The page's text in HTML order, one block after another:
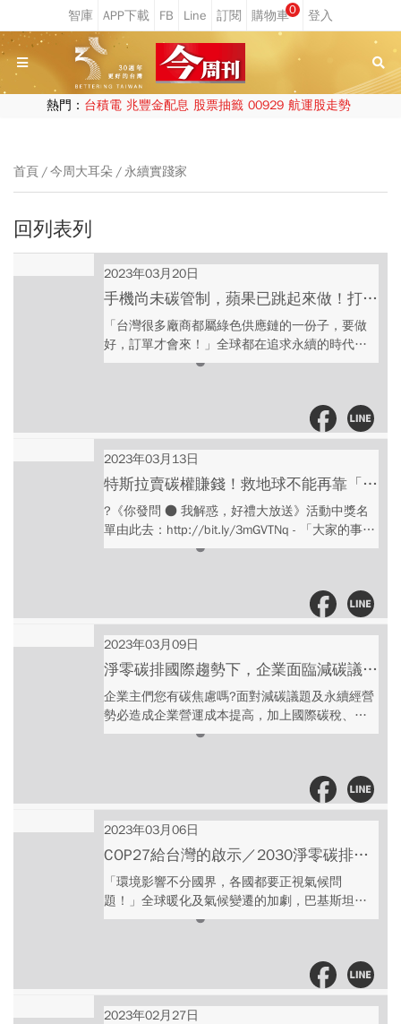
0
熱門： 台積電 兆豐金配息 股票抽籤 00929 航運股走勢
首頁 今周大耳朵 永續實踐家
回列表列
2023年03月20日
手機尚未碳管制，蘋果已跳起來做！打造
「綠色競爭力」，台積電、Google這樣做
｜永續實踐家 EP10
「台灣很多廠商都屬綠色供應鏈的一份子，要做
好，訂單才會來！」全球都在追求永續的時代，
綠色供應鏈已成為趨勢，甚至變成競爭力的一部
然現在聯合國已有制定相關政策實踐綠色減碳，
但私部門受資本市場的影響，標準更是嚴格。
2019年底全球最大基金公司貝萊德（Black
Rock），要求所有被投資的公司重視環境議題，
並將其放於公司策略中。 因此，許多大品牌超前
國際的2050淨零碳排目標，在未被限制前做自我
控管，像是蘋果公司設定2030達到碳中和，徹底
執行綠色供應鏈，嚴格管制上下游廠商，連帶他
長王之杰也分享，民眾在投資時也能發揮影響
力，選擇綠色企業，讓越來越多的廠商，都能投
入永續實踐。 主持人｜儀璇 與談人｜今周刊研發
長 王之杰 - 迎戰零碳時代 ESG永續台灣 第三屆國
際高峰會 https://reurl.cc/Gee20Z - 立即加入
https://discord.gg/bbmJY7Jr
2023年03月13日
特斯拉賣碳權賺錢！救地球不能再靠「搭
便車」，2024年台灣排碳大戶增收碳
費，企業該如何因應？｜永續實踐家 EP9
?《你發問 ● 我解惑，好禮大放送》活動中獎名
單由此去：http://bit.ly/3mGVTNq - 「大家的事就
是沒人的事！」十多年前開始聽到全球暖化一
王之杰表示，其實有很大一部分原因來自於人們
的搭便車心理（free-rider），認為其他人會做，就
坐享其成該成果。 為解決這問題，歐盟制定了碳
定價，且將於今年10月收取碳關稅，一個產品的
設計、生產到出口，總共產出多少碳排，即須加
上該碳稅，使得要出口到歐洲的廠商，不得不開
始實施碳盤查和追蹤碳足跡，並且做溫室氣體排
放相關的節制。 追隨國際腳步，台灣將在2024年
溫室體排放量盤查作業指引，希望這些政策能提
升所有人的環境意識，落實減碳生活。 主持人｜
儀璇 與談人｜今周刊研發長 王之杰 - 迎戰零碳時
代 ESG永續台灣 第三屆國際高峰會
https://reurl.cc/Gee20Z
2023年03月09日
淨零碳排國際趨勢下，企業面臨減碳議題
爆發浪潮，哪些資訊是企業必需知道的?
｜永續實踐家 EP8
企業主們您有碳焦慮嗎?面對減碳議題及永續經營
勢必造成企業營運成本提高，加上國際碳稅、碳
費即將開始實施，企業該如果做好準備? 如果您還
究院 溫麗琪老師」來跟大家聊聊，一同協助企業
有效率及快速認知正確資訊及培訓永續人才，提
早規劃好企業內部永續目標策略。 主持人｜今周
刊研發長 王之杰 與談人｜財團法人中華經濟研究
院綠色經濟研究中心主任 溫麗琪 減碳知識家 :
https://events.businesstoday.com.tw/2023/cge-
carbontalks/ -- Hosting provided by SoundOn
2023年03月06日
COP27給台灣的啟示／2030淨零碳排中
期目標，政府做得還不夠！民眾從生活轉
型開始，用水用電都要重新思考｜永續實
踐家 EP7
「環境影響不分國界，各國都要正視氣候問
題！」全球暖化及氣候變遷的加劇，巴基斯坦於
去年6月起連續下了3個月的豪雨，造成災難性水
濟製造大量碳排的同時，環境氣候也漸漸改變，
處於弱勢的開發中國家，無太大的經濟發展卻面
臨氣候危機，因此COP27最後關頭終於決定成立
2023年02月27日